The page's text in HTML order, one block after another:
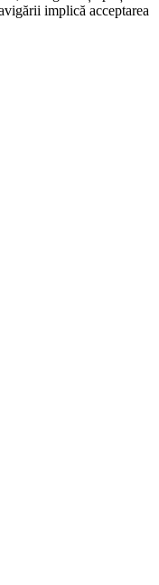
implică acceptarea